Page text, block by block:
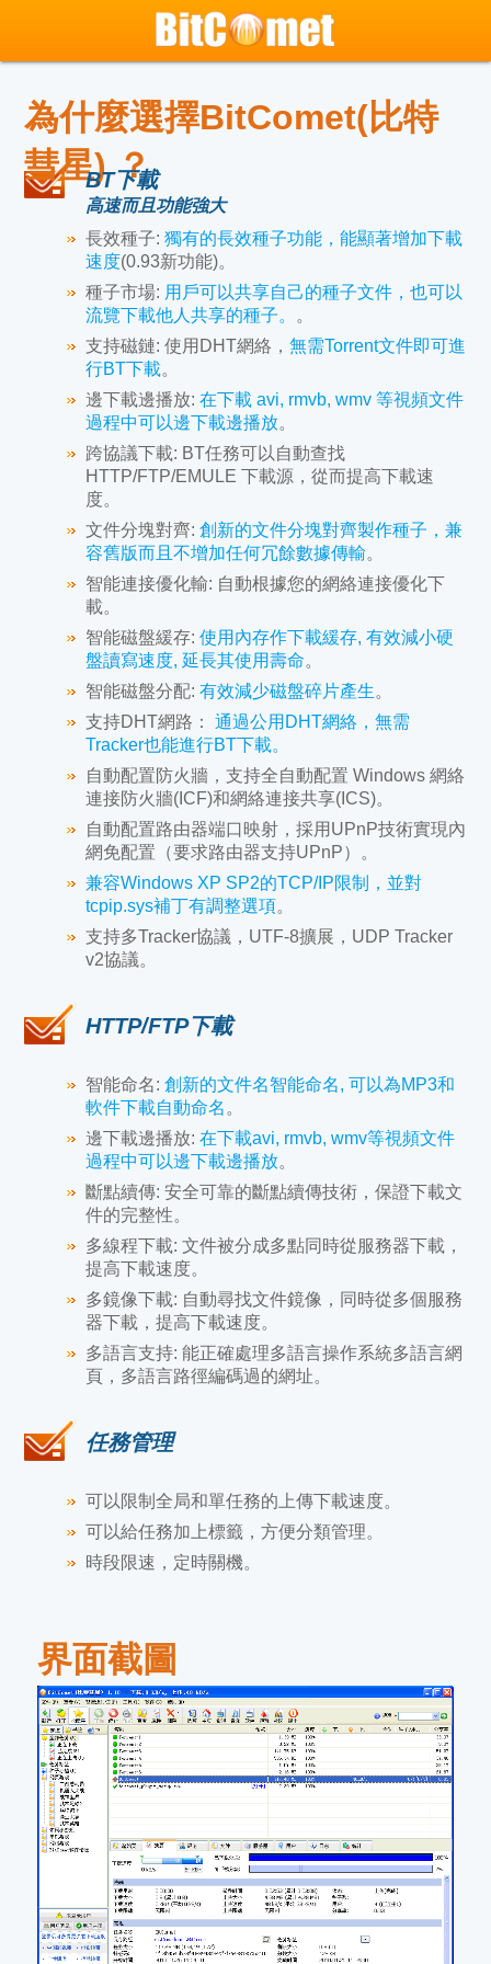
為什麼選擇BitComet(比特
彗星) ？
BT下載
高速而且功能強大
長效種子: 獨有的長效種子功能，能顯著增加下載
速度(0.93新功能)。
種子市場: 用戶可以共享自己的種子文件，也可以
流覽下載他人共享的種子。 。
支持磁鏈: 使用DHT網絡，無需Torrent文件即可進
行BT下載。
邊下載邊播放: 在下載 avi, rmvb, wmv 等視頻文件
過程中可以邊下載邊播放。
跨協議下載: BT任務可以自動查找
HTTP/FTP/EMULE 下載源，從而提高下載速
度。
文件分塊對齊: 創新的文件分塊對齊製作種子，兼
容舊版而且不增加任何冗餘數據傳輸。
智能連接優化輸: 自動根據您的網絡連接優化下
載。
智能磁盤緩存: 使用內存作下載緩存, 有效減小硬
盤讀寫速度, 延長其使用壽命。
智能磁盤分配: 有效減少磁盤碎片產生。
支持DHT網路：
通過公用DHT網絡，無需
Tracker也能進行BT下載。
自動配置防火牆，支持全自動配置 Windows 網絡
連接防火牆(ICF)和網絡連接共享(ICS)。
自動配置路由器端口映射，採用UPnP技術實現內
網免配置（要求路由器支持UPnP）。
兼容Windows XP SP2的TCP/IP限制，並對
tcpip.sys補丁有調整選項。
支持多Tracker協議，UTF-8擴展，UDP Tracker
v2協議。
HTTP/FTP下載
智能命名: 創新的文件名智能命名, 可以為MP3和
軟件下載自動命名 。
邊下載邊播放: 在下載avi, rmvb, wmv等視頻文件
過程中可以邊下載邊播放。
斷點續傳: 安全可靠的斷點續傳技術，保證下載文
件的完整性。
多線程下載: 文件被分成多點同時從服務器下載，
提高下載速度。
多鏡像下載: 自動尋找文件鏡像，同時從多個服務
器下載，提高下載速度。
多語言支持: 能正確處理多語言操作系統多語言網
頁，多語言路徑編碼過的網址。
任務管理
可以限制全局和單任務的上傳下載速度。
可以給任務加上標籤，方便分類管理。
時段限速，定時關機。
界面截圖